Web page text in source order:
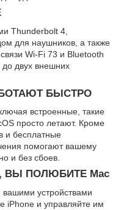
Thunderbolt 4,
для наушников, а также
Wi-Fi 73 и Bluetooth
двух внешних
БЫСТРО
встроенные, такие
просто летают. Кроме
и бесплатные
помогают вашему
и без сбоев.
ВЫ ПОЛЮБИТЕ Mac
вашими устройствами
iPhone и управляйте им